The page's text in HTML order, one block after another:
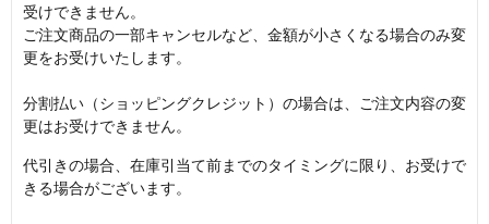
受けできません。
ご注文商品の一部キャンセルなど、金額が小さくなる場合のみ変
更をお受けいたします。
分割払い（ショッピングクレジット）の場合は、ご注文内容の変
更はお受けできません。
代引きの場合、在庫引当て前までのタイミングに限り、お受けで
きる場合がございます。